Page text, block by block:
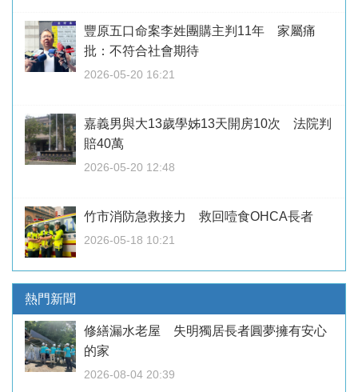
豐原五口命案李姓團購主判11年 家屬痛
批：不符合社會期待
2026-05-20 16:21
嘉義男與大13歲學姊13天開房10次 法院判
賠40萬
2026-05-20 12:48
竹市消防急救接力 救回噎食OHCA長者
2026-05-18 10:21
熱門新聞
修繕漏水老屋 失明獨居長者圓夢擁有安心
的家
2026-08-04 20:39